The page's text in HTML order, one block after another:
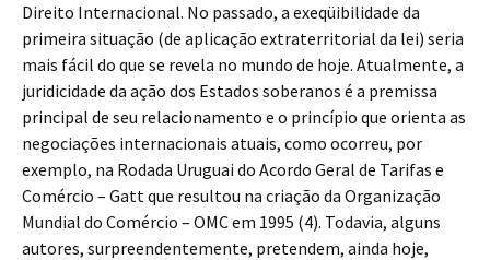
Direito Internacional. No passado, a exeqüibilidade da
primeira situação (de aplicação extraterritorial da lei) seria
mais fácil do que se revela no mundo de hoje. Atualmente, a
juridicidade da ação dos Estados soberanos é a premissa
principal de seu relacionamento e o princípio que orienta as
negociações internacionais atuais, como ocorreu, por
exemplo, na Rodada Uruguai do Acordo Geral de Tarifas e
Comércio – Gatt que resultou na criação da Organização
Mundial do Comércio – OMC em 1995 (4). Todavia, alguns
autores, surpreendentemente, pretendem, ainda hoje,